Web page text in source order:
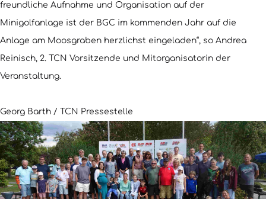
freundliche Aufnahme und Organisation auf der
Minigolfanlage ist der BGC im kommenden Jahr auf die
Anlage am Moosgraben herzlichst eingeladen“, so Andrea
Reinisch, 2. TCN Vorsitzende und Mitorganisatorin der
Veranstaltung.
Georg Barth / TCN Pressestelle